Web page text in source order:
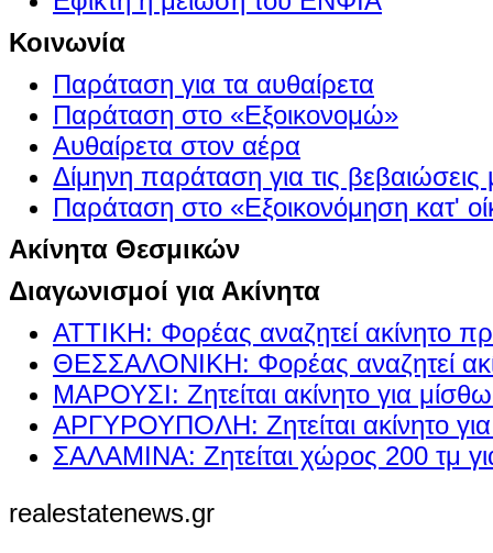
Κοινωνία
Παράταση για τα αυθαίρετα
Παράταση στο «Εξοικονομώ»
Αυθαίρετα στον αέρα
Δίμηνη παράταση για τις βεβαιώσεις
Παράταση στο «Εξοικονόμηση κατ'
Ακίνητα Θεσμικών
Διαγωνισμοί για Ακίνητα
ΑΤΤΙΚΗ: Φορέας αναζητεί ακίνητο
ΘΕΣΣΑΛΟΝΙΚΗ: Φορέας αναζητεί
ΜΑΡΟΥΣΙ: Ζητείται ακίνητο για
ΑΡΓΥΡΟΥΠΟΛΗ: Ζητείται ακίνητο
ΣΑΛΑΜΙΝΑ: Ζητείται χώρος 200 τμ
realestatenews.gr